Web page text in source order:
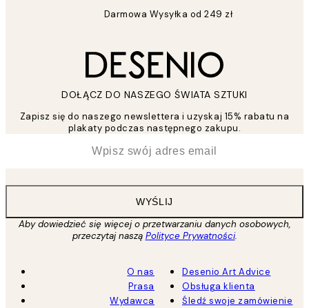
Darmowa Wysyłka od 249 zł
DOŁĄCZ DO NASZEGO ŚWIATA SZTUKI
Zapisz się do naszego newslettera i uzyskaj 15% rabatu na
plakaty podczas następnego zakupu.
WYŚLIJ
Aby dowiedzieć się więcej o przetwarzaniu danych osobowych,
przeczytaj naszą Polityce Prywatności.
O nas
Prasa
Wydawca
Desenio Art Advice
Obsługa klienta
Śledź swoje zamówienie